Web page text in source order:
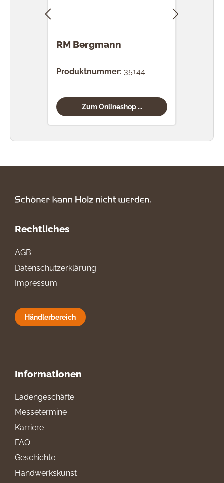
RM Bergmann
Produktnummer: 35144
Zum Onlineshop ...
Rechtliches
AGB
Datenschutzerklärung
Impressum
Händlerbereich
Informationen
Ladengeschäfte
Messetermine
Karriere
FAQ
Geschichte
Handwerkskunst